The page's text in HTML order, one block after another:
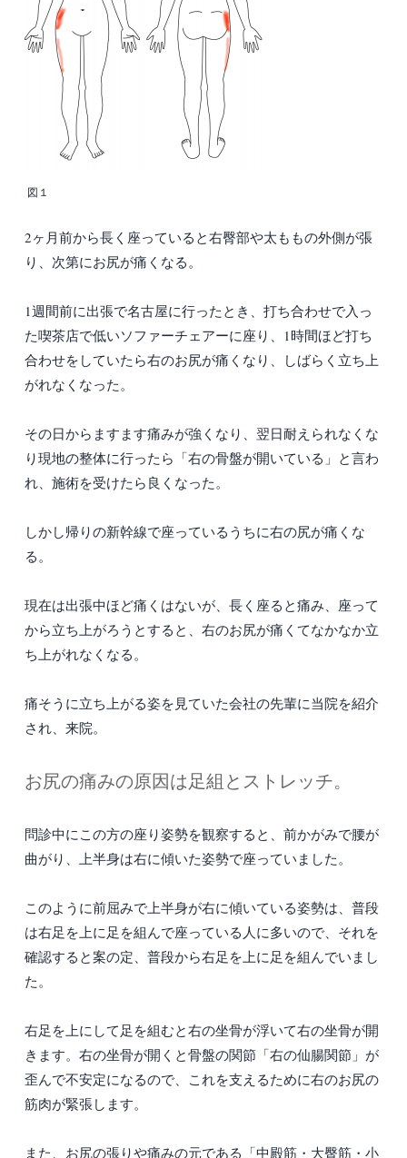
図１
2ヶ月前から長く座っていると右臀部や太ももの外側が張
り、次第にお尻が痛くなる。
1週間前に出張で名古屋に行ったとき、打ち合わせで入っ
た喫茶店で低いソファーチェアーに座り、1時間ほど打ち
合わせをしていたら右のお尻が痛くなり、しばらく立ち上
がれなくなった。
その日からますます痛みが強くなり、翌日耐えられなくな
り現地の整体に行ったら「右の骨盤が開いている」と言わ
れ、施術を受けたら良くなった。
しかし帰りの新幹線で座っているうちに右の尻が痛くな
る。
現在は出張中ほど痛くはないが、長く座ると痛み、座って
から立ち上がろうとすると、右のお尻が痛くてなかなか立
ち上がれなくなる。
痛そうに立ち上がる姿を見ていた会社の先輩に当院を紹介
され、来院。
お尻の痛みの原因は足組とストレッチ。
問診中にこの方の座り姿勢を観察すると、前かがみで腰が
曲がり、上半身は右に傾いた姿勢で座っていました。
このように前屈みで上半身が右に傾いている姿勢は、普段
は右足を上に足を組んで座っている人に多いので、それを
確認すると案の定、普段から右足を上に足を組んでいまし
た。
右足を上にして足を組むと右の坐骨が浮いて右の坐骨が開
きます。右の坐骨が開くと骨盤の関節「右の仙腸関節」が
歪んで不安定になるので、これを支えるために右のお尻の
筋肉が緊張します。
また、お尻の張りや痛みの元である「中殿筋・大臀筋・小